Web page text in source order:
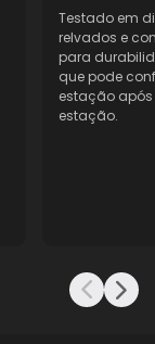
Testado em
relvados e
para
que pode
estação após
estação.